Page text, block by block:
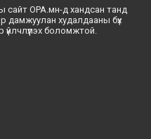
сайт ОРА.мн-д хандсан танд
дамжуулан худалдааны бүх
боломжтой.